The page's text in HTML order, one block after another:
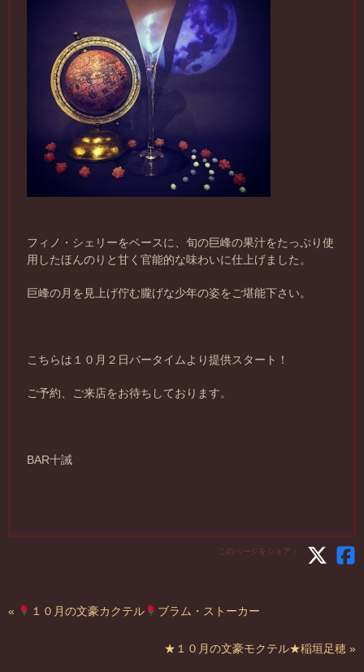
フィノ・シェリーをベースに、旬の巨峰の果汁をたっぷり使
用したほんのりと甘く官能的な味わいに仕上げました。
巨峰の月を見上げ佇む朧げな少年の姿をご堪能下さい。
こちらは１０月２日バータイムより提供スタート！
ご予約、ご来店をお待ちしております。
BAR十誡
このページをシェア：
« １０月の文豪カクテル ブラム・ストーカー
★１０月の文豪モクテル★稲垣足穂 »